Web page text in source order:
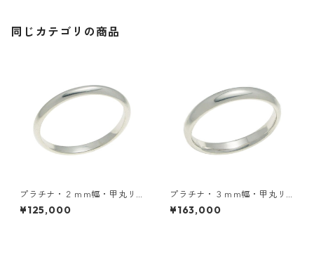
同じカテゴリの商品
プラチナ・２ｍｍ幅・甲丸リ
ング
¥125,000
プラチナ・３ｍｍ幅・甲丸リ
ング
¥163,000